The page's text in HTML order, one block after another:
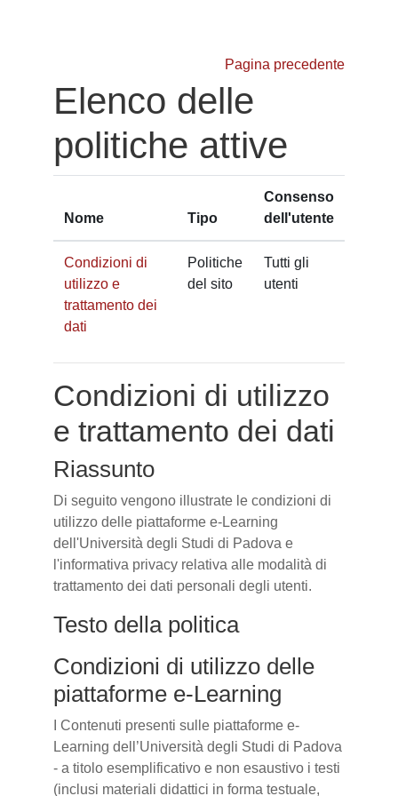
Pagina precedente
Elenco delle
politiche attive
Nome Tipo
Consenso
dell'utente
Condizioni di
utilizzo e
trattamento dei
dati
Politiche
del sito
Tutti gli
utenti
Condizioni di utilizzo
e trattamento dei dati
Riassunto
Di seguito vengono illustrate le condizioni di
utilizzo delle piattaforme e-Learning
dell'Università degli Studi di Padova e
l'informativa privacy relativa alle modalità di
trattamento dei dati personali degli utenti.
Testo della politica
Condizioni di utilizzo delle
piattaforme e-Learning
I Contenuti presenti sulle piattaforme e-
Learning dell’Università degli Studi di Padova
- a titolo esemplificativo e non esaustivo i testi
(inclusi materiali didattici in forma testuale,